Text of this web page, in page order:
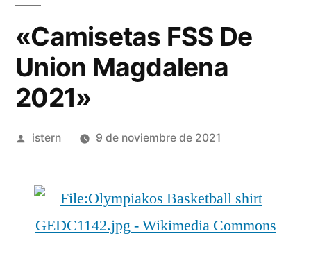
«Camisetas FSS De
Union Magdalena
2021»
Publicado
istern 9 de noviembre de 2021